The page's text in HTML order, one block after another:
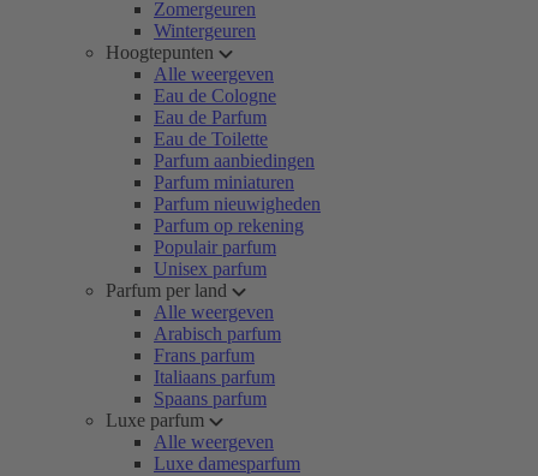
Zomergeuren
Wintergeuren
Hoogtepunten
Alle weergeven
Eau de Cologne
Eau de Parfum
Eau de Toilette
Parfum aanbiedingen
Parfum miniaturen
Parfum nieuwigheden
Parfum op rekening
Populair parfum
Unisex parfum
Parfum per land
Alle weergeven
Arabisch parfum
Frans parfum
Italiaans parfum
Spaans parfum
Luxe parfum
Alle weergeven
Luxe damesparfum